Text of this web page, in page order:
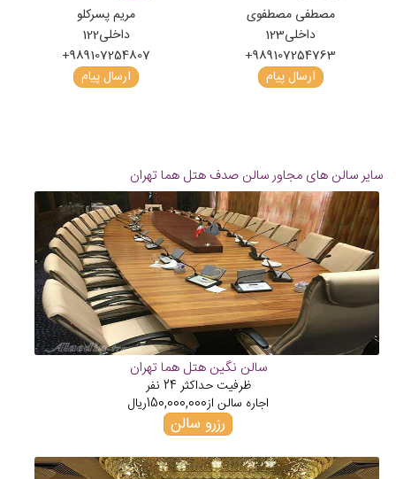
مصطفی مصطفوی
داخلی123
+989107254763
ارسال پیام
مریم پسرکلو
داخلی122
+989107254807
ارسال پیام
سایر سالن های مجاور سالن صدف هتل هما تهران
سالن نگین هتل هما تهران
ظرفیت حداکثر 24 نفر
اجاره سالن از150,000,000ریال
رزرو سالن